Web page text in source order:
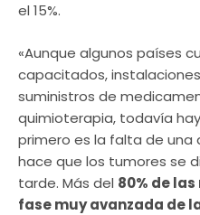
el 15%.
«Aunque algunos países
capacitados,
suministros de
quimioterapia, todavía
primero es la falta de
hace que los tumores se
tarde. Más del 80% de
fase muy avanzada de